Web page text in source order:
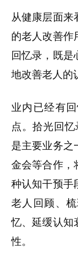
从健康层面
的老人改善作
回忆录，既
地改善老人的
业内已经有
点。拾光回
是主要业务之
金会等合作，
种认知干预手
老人回顾、
忆、延缓认知
性。